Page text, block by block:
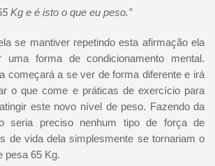
Kg e é isto o que eu peso.”
se mantiver repetindo esta afirmação ela
uma forma de condicionamento mental.
começará a se ver de forma diferente e irá
o que come e práticas de exercício para
este novo nível de peso. Fazendo da
seria preciso nenhum tipo de força de
de vida dela simplesmente se tornariam o
pesa 65 Kg.